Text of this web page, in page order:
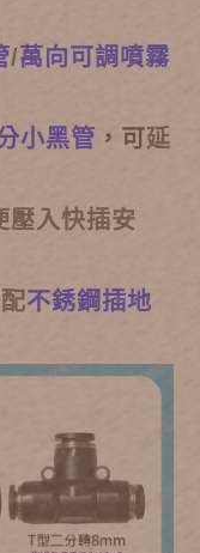
/萬向可調噴霧
小黑管 ，可延
壓入快插安
不銹鋼插地